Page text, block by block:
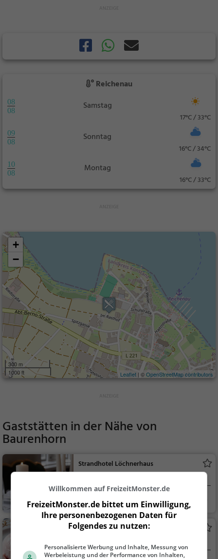
Reichenau
08
08
Samstag
17°C / 33°C
09
08
Sonntag
16°C / 34°C
10
08
Montag
16°C / 33°C
+
−
300 m
1000 ft
Leaflet | ©OpenStreetMap contributors
Gaststätten in der Nähe von
Baurenhorn
Strandhotel Löchnerhaus
Reichenau
Restaurant, Aben
dessen, Mittagessen
Eisdiele Venezia
Willkommen auf FreizeitMonster.de
FreizeitMonster.de bittet um Einwilligung,
Ihre personenbezogenen Daten für
Folgendes zu nutzen:
Personalisierte Werbung und Inhalte, Messung von
Werbeleistung und der Performance von Inhalten,